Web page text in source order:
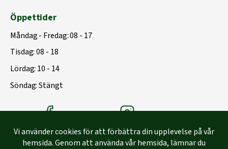
Öppettider
Måndag - Fredag: 08 - 17
Tisdag: 08 - 18
Lördag: 10 - 14
Söndag: Stängt
Träbolagets FacebookTräbolagets instagram